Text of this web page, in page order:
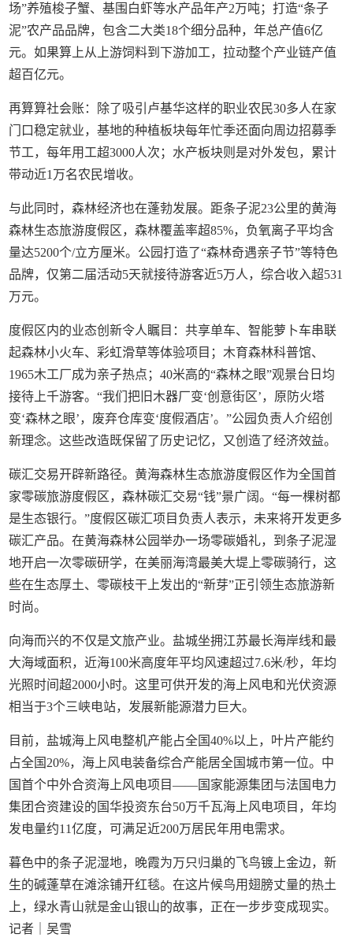
场”养殖梭子蟹、基围白虾等水产品年产2万吨；打造“条子
泥”农产品品牌，包含二大类18个细分品种，年总产值6亿
元。如果算上从上游饲料到下游加工，拉动整个产业链产值
超百亿元。
再算算社会账：除了吸引卢基华这样的职业农民30多人在家
门口稳定就业，基地的种植板块每年忙季还面向周边招募季
节工，每年用工超3000人次；水产板块则是对外发包，累计
带动近1万名农民增收。
与此同时，森林经济也在蓬勃发展。距条子泥23公里的黄海
森林生态旅游度假区，森林覆盖率超85%，负氧离子平均含
量达5200个/立方厘米。公园打造了“森林奇遇亲子节”等特色
品牌，仅第二届活动5天就接待游客近5万人，综合收入超531
万元。
度假区内的业态创新令人瞩目：共享单车、智能萝卜车串联
起森林小火车、彩虹滑草等体验项目；木育森林科普馆、
1965木工厂成为亲子热点；40米高的“森林之眼”观景台日均
接待上千游客。“我们把旧木器厂变‘创意街区’，原防火塔
变‘森林之眼’，废弃仓库变‘度假酒店’。”公园负责人介绍创
新理念。这些改造既保留了历史记忆，又创造了经济效益。
碳汇交易开辟新路径。黄海森林生态旅游度假区作为全国首
家零碳旅游度假区，森林碳汇交易“钱”景广阔。“每一棵树都
是生态银行。”度假区碳汇项目负责人表示，未来将开发更多
碳汇产品。在黄海森林公园举办一场零碳婚礼，到条子泥湿
地开启一次零碳研学，在美丽海湾最美大堤上零碳骑行，这
些在生态厚土、零碳枝干上发出的“新芽”正引领生态旅游新
时尚。
向海而兴的不仅是文旅产业。盐城坐拥江苏最长海岸线和最
大海域面积，近海100米高度年平均风速超过7.6米/秒，年均
光照时间超2000小时。这里可供开发的海上风电和光伏资源
相当于3个三峡电站，发展新能源潜力巨大。
目前，盐城海上风电整机产能占全国40%以上，叶片产能约
占全国20%，海上风电装备综合产能居全国城市第一位。中
国首个中外合资海上风电项目——国家能源集团与法国电力
集团合资建设的国华投资东台50万千瓦海上风电项目，年均
发电量约11亿度，可满足近200万居民年用电需求。
暮色中的条子泥湿地，晚霞为万只归巢的飞鸟镀上金边，新
生的碱蓬草在滩涂铺开红毯。在这片候鸟用翅膀丈量的热土
上，绿水青山就是金山银山的故事，正在一步步变成现实。
记者｜吴雪